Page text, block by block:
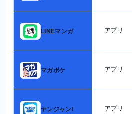
LINEマンガ アプリ
マガポケ アプリ
ヤンジャン! アプリ